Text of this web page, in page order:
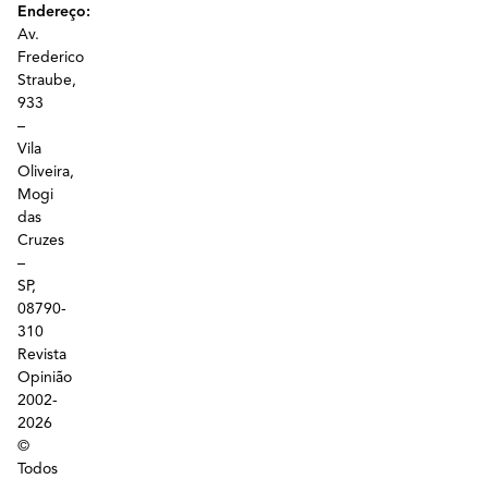
Endereço:
Av.
Frederico
Straube,
933
–
Vila
Oliveira,
Mogi
das
Cruzes
–
SP,
08790-
310
Revista
Opinião
2002-
2026
©
Todos